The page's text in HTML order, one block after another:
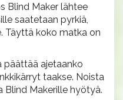
Blind Maker lähtee
saatetaan pyrkiä,
Täyttä koko matka on
päättää ajetaanko
taakse. Noista
Makerille hyötyä.